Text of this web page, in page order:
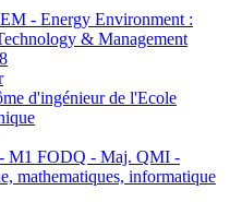
- Energy Environment :
& Management
d'ingénieur de l'Ecole
M1 FODQ - Maj. QMI -
mathematiques, informatique